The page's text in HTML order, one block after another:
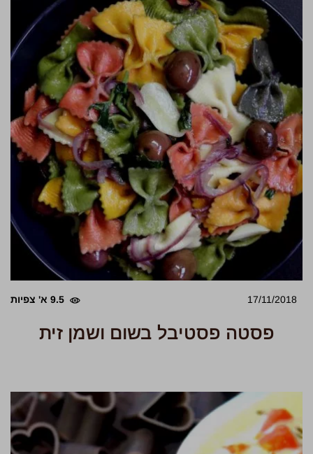
17/11/2018 9.5 א' צפיות
פסטה פסטיבל בשום ושמן זית